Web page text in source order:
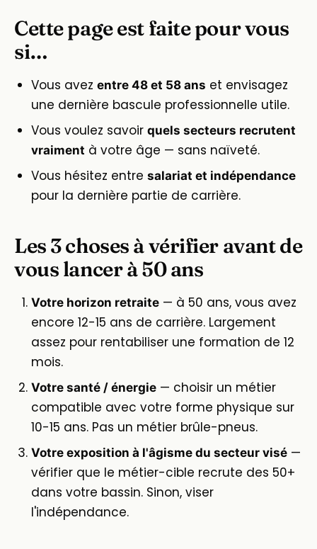
Cette page est faite pour vous
si…
Vous avez entre 48 et 58 ans et envisagez
une dernière bascule professionnelle utile.
Vous voulez savoir quels secteurs recrutent
vraiment à votre âge — sans naïveté.
Vous hésitez entre salariat et indépendance
pour la dernière partie de carrière.
Les 3 choses à vérifier avant de
vous lancer à 50 ans
Votre horizon retraite — à 50 ans, vous avez
encore 12-15 ans de carrière. Largement
assez pour rentabiliser une formation de 12
mois.
Votre santé / énergie — choisir un métier
compatible avec votre forme physique sur
10-15 ans. Pas un métier brûle-pneus.
Votre exposition à l'âgisme du secteur visé —
vérifier que le métier-cible recrute des 50+
dans votre bassin. Sinon, viser
l'indépendance.